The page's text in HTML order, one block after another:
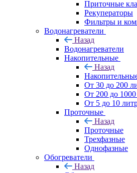
Приточные
Рекуператоры
Фильтры и
Водонагреватели
Назад
Водонагреватели
Накопительные
Назад
От 30 до 200
От 200 до
От 5 до 10
Проточные
Назад
Проточные
Трехфазные
Однофазные
Обогреватели
Назад